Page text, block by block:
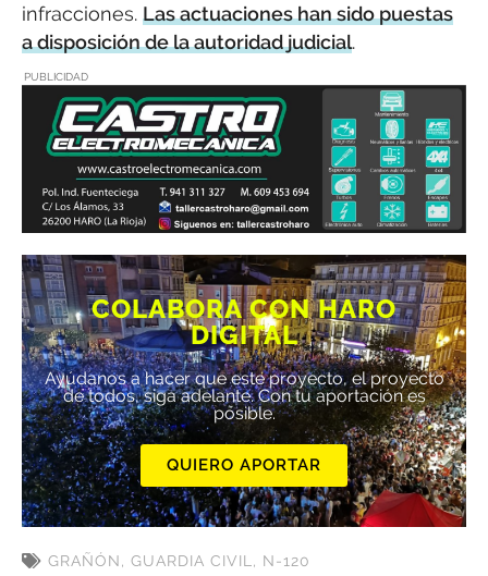
infracciones. Las actuaciones han sido puestas
a disposición de la autoridad judicial.
PUBLICIDAD
COLABORA CON HARO
DIGITAL
Ayúdanos a hacer que este proyecto, el proyecto
de todos, siga adelante. Con tu aportación es
posible.
QUIERO APORTAR
GRAÑÓN, GUARDIA CIVIL , N-120